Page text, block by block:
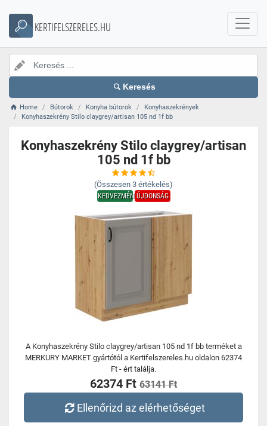
KERTIFELSZERELES.HU
Keresés
Home Bútorok Konyha bútorok
Konyhaszekrények
Konyhaszekrény Stilo claygrey/artisan 105 nd 1f bb
Konyhaszekrény Stilo claygrey/artisan
105 nd 1f bb
(Összesen 3 értékelés)
KEDVEZMÉNYÚJDONSÁG
A Konyhaszekrény Stilo claygrey/artisan 105 nd 1f bb terméket a
MERKURY MARKET gyártótól a Kertifelszereles.hu oldalon 62374
Ft - ért találja.
62374 Ft 63141 Ft
Ellenőrizd az elérhetőséget